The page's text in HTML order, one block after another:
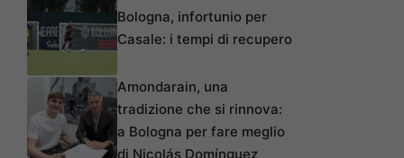
Bologna, infortunio per
Casale: i tempi di recupero
Amondarain, una
tradizione che si rinnova:
a Bologna per fare meglio
di Nicolás Domínguez